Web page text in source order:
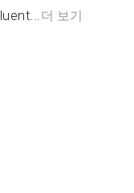
더 보기